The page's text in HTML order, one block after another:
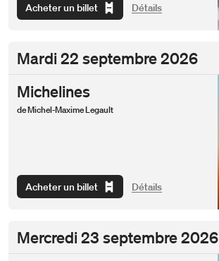
Acheter un billet Détails
Mardi 22 septembre 2026
Michelines
de Michel-Maxime Legault
Acheter un billet Détails
Mercredi 23 septembre 2026